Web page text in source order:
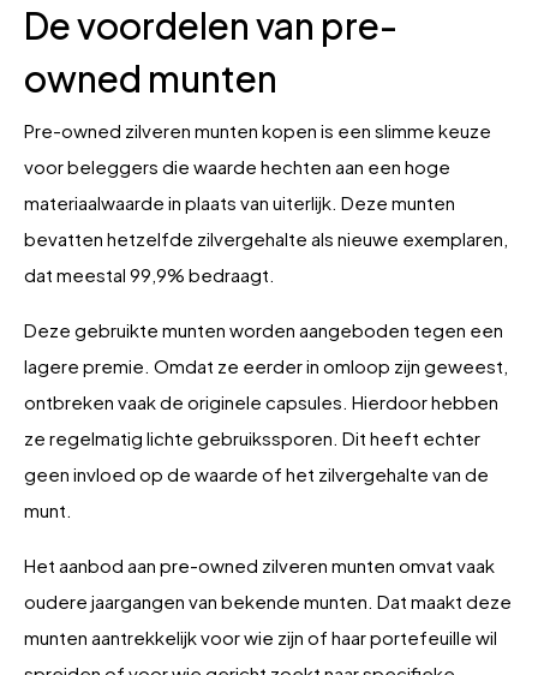
De voordelen van pre-
owned munten
Pre-owned zilveren munten kopen is een slimme keuze
voor beleggers die waarde hechten aan een hoge
materiaalwaarde in plaats van uiterlijk. Deze munten
bevatten hetzelfde zilvergehalte als nieuwe exemplaren,
dat meestal 99,9% bedraagt.
Deze gebruikte munten worden aangeboden tegen een
lagere premie. Omdat ze eerder in omloop zijn geweest,
ontbreken vaak de originele capsules. Hierdoor hebben
ze regelmatig lichte gebruikssporen. Dit heeft echter
geen invloed op de waarde of het zilvergehalte van de
munt.
Het aanbod aan pre-owned zilveren munten omvat vaak
oudere jaargangen van bekende munten. Dat maakt deze
munten aantrekkelijk voor wie zijn of haar portefeuille wil